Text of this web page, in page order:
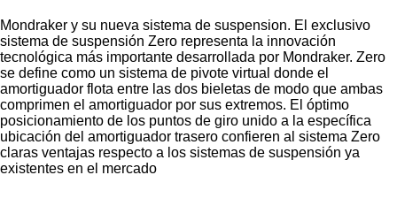
Mondraker y su nueva sistema de suspension. El exclusivo
sistema de suspensión Zero representa la innovación
tecnológica más importante desarrollada por Mondraker. Zero
se define como un sistema de pivote virtual donde el
amortiguador flota entre las dos bieletas de modo que ambas
comprimen el amortiguador por sus extremos. El óptimo
posicionamiento de los puntos de giro unido a la específica
ubicación del amortiguador trasero confieren al sistema Zero
claras ventajas respecto a los sistemas de suspensión ya
existentes en el mercado